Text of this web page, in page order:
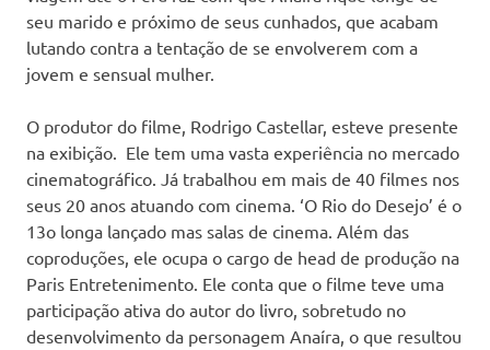
seu marido e próximo de seus cunhados, que acabam
lutando contra a tentação de se envolverem com a
jovem e sensual mulher.
O produtor do filme, Rodrigo Castellar, esteve presente
na exibição. Ele tem uma vasta experiência no mercado
cinematográfico. Já trabalhou em mais de 40 filmes nos
seus 20 anos atuando com cinema. ‘O Rio do Desejo’ é o
13o longa lançado mas salas de cinema. Além das
coproduções, ele ocupa o cargo de head de produção na
Paris Entretenimento. Ele conta que o filme teve uma
participação ativa do autor do livro, sobretudo no
desenvolvimento da personagem Anaíra, o que resultou